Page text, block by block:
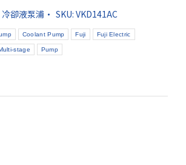
冷卻液泵浦 SKU: VKD141AC
Coolant Pump Fuji Fuji Electric
stage Pump